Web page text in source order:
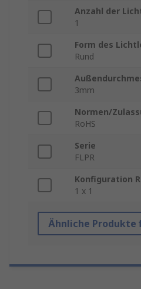
Anzahl der
1
Form des
Rund
3mm
Normen/
RoHS
Serie
FLPR
Konfiguration
1 x 1
Ähnliche Produkte